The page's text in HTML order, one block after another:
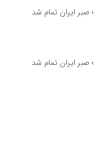
صبر ایران تمام شد
صبر ایران تمام شد